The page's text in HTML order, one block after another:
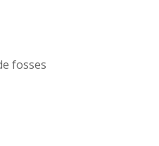
fosses